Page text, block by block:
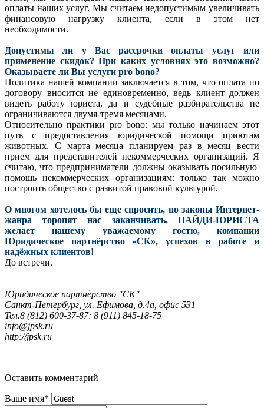
оплаты наших услуг. Мы считаем недопустимым увеличивать
финансовую нагрузку клиента, если в этом нет
необходимости.
Допустимы ли у Вас рассрочки оплаты услуг или
применение скидок? При каких условиях это возможно?
Оказываете ли Вы услуги pro bono?
Политика нашей компании заключается в том, что оплата по
договору вносится не единовременно, ведь клиент должен
видеть работу юриста, да и судебные разбирательства не
ограничиваются двумя-тремя месяцами.
Относительно практики pro bono: мы только начинаем этот
путь с предоставления юридической помощи приютам
животных. С марта месяца планируем раз в месяц вести
прием для представителей некоммерческих организаций. Я
считаю, что предприниматели должны оказывать посильную
помощь некоммерческих организациям: только так можно
построить общество с развитой правовой культурой.
О многом хотелось бы еще спросить, но законы Интернет-
жанра торопят нас заканчивать. НАЙДИ-ЮРИСТА
желает нашему уважаемому гостю, компании
Юридическое партнёрство «СК», успехов в работе и
надёжных клиентов!
До встречи.
Юридическое партнёрство "СК"
Санкт-Петербург, ул. Ефимова, д.4а, офис 531
Тел.8 (812) 600-37-87; 8 (911) 845-18-75
info@jpsk.ru
http://jpsk.ru
Оставить комментарий
Ваше имя*